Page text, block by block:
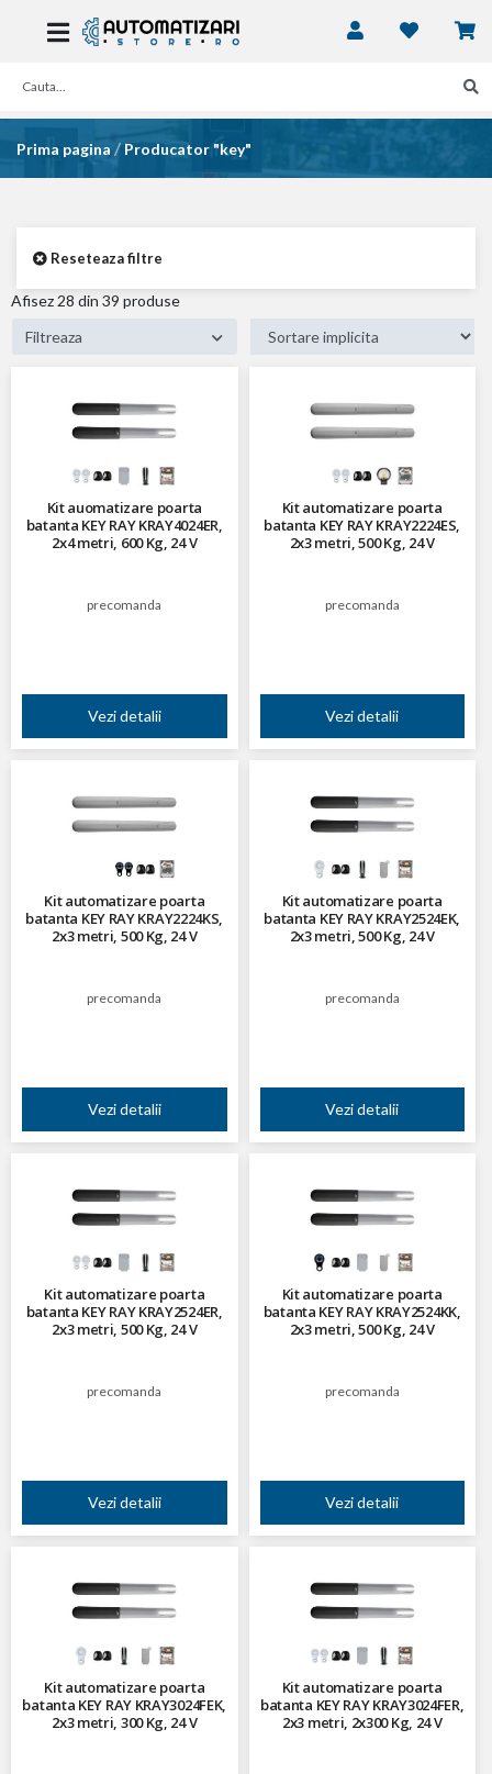
Prima pagina / Producator "key"
Reseteaza filtre
Afisez 39 din 39 produse
Filtreaza
Kit auomatizare poarta
batanta KEY RAY KRAY4024ER,
2x4 metri, 600 Kg, 24 V
precomanda
Vezi detalii
Kit automatizare poarta
batanta KEY RAY KRAY2224ES,
2x3 metri, 500 Kg, 24 V
precomanda
Vezi detalii
Kit automatizare poarta
batanta KEY RAY KRAY2224KS,
2x3 metri, 500 Kg, 24 V
precomanda
Vezi detalii
Kit automatizare poarta
batanta KEY RAY KRAY2524EK,
2x3 metri, 500 Kg, 24 V
precomanda
Vezi detalii
Kit automatizare poarta
batanta KEY RAY KRAY2524ER,
2x3 metri, 500 Kg, 24 V
precomanda
Vezi detalii
Kit automatizare poarta
batanta KEY RAY KRAY2524KK,
2x3 metri, 500 Kg, 24 V
precomanda
Vezi detalii
Kit automatizare poarta
batanta KEY RAY KRAY3024FEK,
2x3 metri, 300 Kg, 24 V
Kit automatizare poarta
batanta KEY RAY KRAY3024FER,
2x3 metri, 2x300 Kg, 24 V